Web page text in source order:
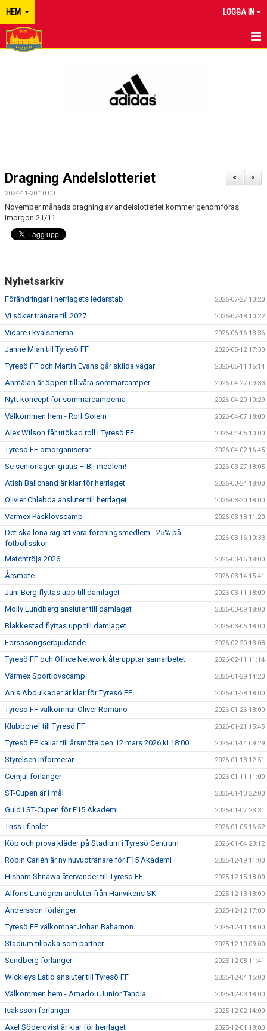
HEM LOGGA IN
>
<
Dragning Andelslotteriet
2024-11-20 10:00
November månads dragning av andelslotteriet kommer genomföras
imorgon 21/11.
Nyhetsarkiv
Förändringar i herrlagets ledarstab 2026-07-27 13:20
Vi söker tränare till 2027 2026-07-18 10:22
Vidare i kvalserierna 2026-06-16 13:36
Janne Mian till Tyresö FF 2026-05-12 17:30
Tyresö FF och Martin Evans går skilda vägar 2026-05-11 15:14
Anmälan är öppen till våra sommarcamper 2026-04-27 09:33
Nytt koncept för sommarcamperna 2026-04-20 10:29
Välkommen hem - Rolf Solem 2026-04-07 18:00
Alex Wilson får utökad roll i Tyresö FF 2026-04-05 10:00
Tyresö FF omorganiserar 2026-04-02 16:45
Se seniorlagen gratis – Bli medlem! 2026-03-27 18:05
Atish Ballchand är klar för herrlaget 2026-03-24 18:00
Olivier Chlebda ansluter till herrlaget 2026-03-20 18:00
Värmex Påsklovscamp 2026-03-18 11:20
Det ska löna sig att vara föreningsmedlem - 25% på
fotbollsskor
2026-03-16 10:33
Matchtröja 2026 2026-03-15 18:00
Årsmöte 2026-03-14 15:41
Juni Berg flyttas upp till damlaget 2026-03-11 18:00
Molly Lundberg ansluter till damlaget 2026-03-09 18:00
Blakkestad flyttas upp till damlaget 2026-03-05 18:00
Försäsongserbjudande 2026-02-20 13:08
Tyresö FF och Office Network återupptar samarbetet 2026-02-11 11:14
Värmex Sportlovscamp 2026-01-29 14:20
Anis Abdulkader är klar för Tyresö FF 2026-01-28 18:00
Tyresö FF välkomnar Oliver Romano 2026-01-26 18:00
Klubbchef till Tyresö FF 2026-01-21 15:45
Tyresö FF kallar till årsmöte den 12 mars 2026 kl 18:00 2026-01-14 09:29
Styrelsen informerar 2026-01-13 12:51
Cernjul förlänger 2026-01-11 11:00
ST-Cupen är i mål 2026-01-10 22:00
Guld i ST-Cupen för F15 Akademi 2026-01-07 23:31
Triss i finaler 2026-01-05 16:52
Köp och prova kläder på Stadium i Tyresö Centrum 2026-01-04 23:12
Robin Carlén är ny huvudtränare för F15 Akademi 2025-12-19 11:00
Hisham Shnawa återvänder till Tyresö FF 2025-12-15 18:00
Alfons Lundgren ansluter från Hanvikens SK 2025-12-13 18:00
Andersson förlänger 2025-12-12 17:00
Tyresö FF välkomnar Johan Bahamon 2025-12-11 18:00
Stadium tillbaka som partner 2025-12-10 09:00
Sundberg förlänger 2025-12-08 11:41
Wickleys Latio ansluter till Tyresö FF 2025-12-04 15:00
Välkommen hem - Amadou Junior Tandia 2025-12-03 18:00
Isaksson förlänger 2025-12-02 14:00
Axel Söderqvist är klar för herrlaget 2025-12-01 18:00